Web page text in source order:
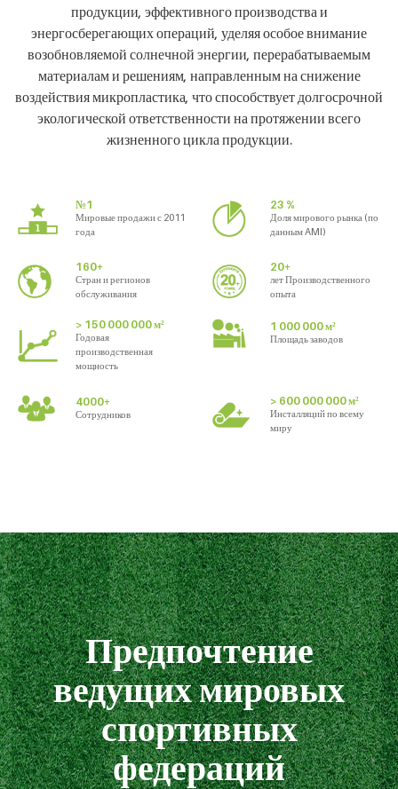
продукции, эффективного производства и
энергосберегающих операций, уделяя особое внимание
возобновляемой солнечной энергии, перерабатываемым
материалам и решениям, направленным на снижение
воздействия микропластика, что способствует долгосрочной
экологической ответственности на протяжении всего
жизненного цикла продукции.
№1
Мировые продажи с 2011
года
23 %
Доля мирового рынка (по
данным AMI)
160+
Стран и регионов
обслуживания
20+
лет Производственного
опыта
> 150 000 000 м²
Годовая
производственная
мощность
1 000 000 м²
Площадь заводов
4000+
Сотрудников
> 600 000 000 м²
Инсталляций по всему
миру
Предпочтение
ведущих мировых
спортивных
федераций